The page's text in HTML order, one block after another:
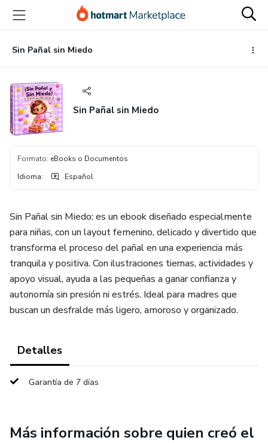
principal
página
de
página
Sin Pañal sin Miedo
Sin Pañal sin Miedo
Formato: eBooks o Documentos
Idioma: Español
Sin Pañal sin Miedo: es un ebook diseñado especialmente
para niñas, con un layout femenino, delicado y divertido que
transforma el proceso del pañal en una experiencia más
tranquila y positiva. Con ilustraciones tiernas, actividades y
apoyo visual, ayuda a las pequeñas a ganar confianza y
autonomía sin presión ni estrés. Ideal para madres que
buscan un desfralde más ligero, amoroso y organizado.
Detalles
Garantía de 7 días
Más información sobre quien creó el